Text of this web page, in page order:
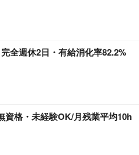
完全週休2日・有給消化率82.2%
資格・未経験OK/月残業平均10h